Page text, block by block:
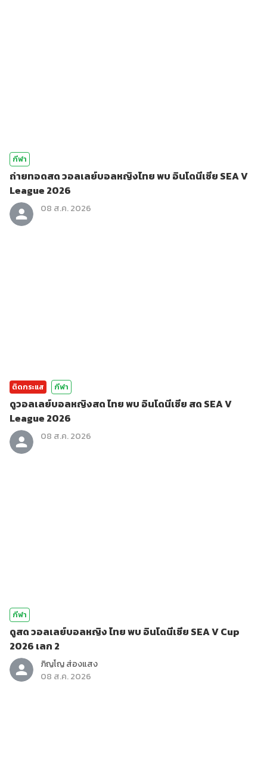
กีฬา
ถ่ายทอดสด วอลเลย์บอลหญิงไทย พบ อินโดนีเซีย SEA V
League 2026
08 ส.ค. 2026
ติดกระแส กีฬา
ดูวอลเลย์บอลหญิงสด ไทย พบ อินโดนีเซีย สด SEA V
League 2026
08 ส.ค. 2026
กีฬา
ดูสด วอลเลย์บอลหญิง ไทย พบ อินโดนีเซีย SEA V Cup
2026 เลก 2
ภิญโญ ส่องแสง
08 ส.ค. 2026